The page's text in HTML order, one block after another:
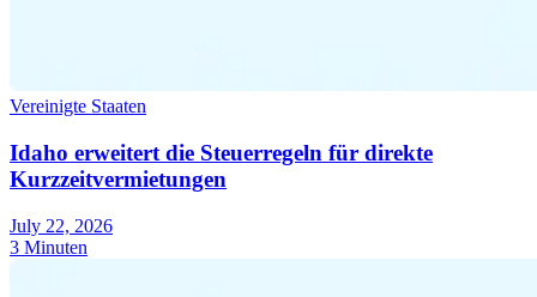
Vereinigte Staaten
Idaho erweitert die Steuerregeln für direkte
Kurzzeitvermietungen
July 22, 2026
3 Minuten